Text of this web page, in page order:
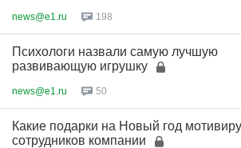
news@e1.ru 198
Психологи назвали самую лучшую
развивающую игрушку
news@e1.ru 50
Какие подарки на Новый год
сотрудников компании